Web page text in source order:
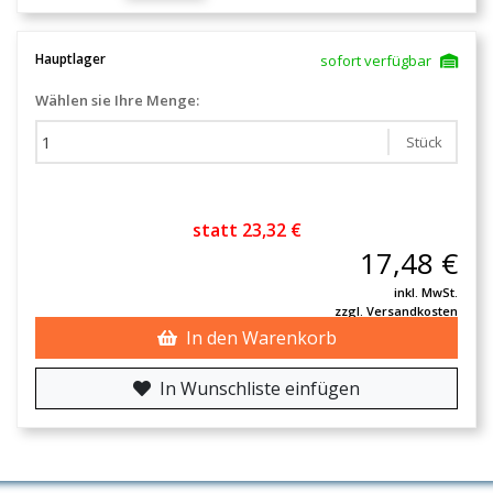
Hauptlager
sofort verfügbar
Wählen sie Ihre Menge:
Stück
statt 23,32 €
17,48 €
inkl. MwSt.
zzgl. Versandkosten
In den Warenkorb
In Wunschliste einfügen